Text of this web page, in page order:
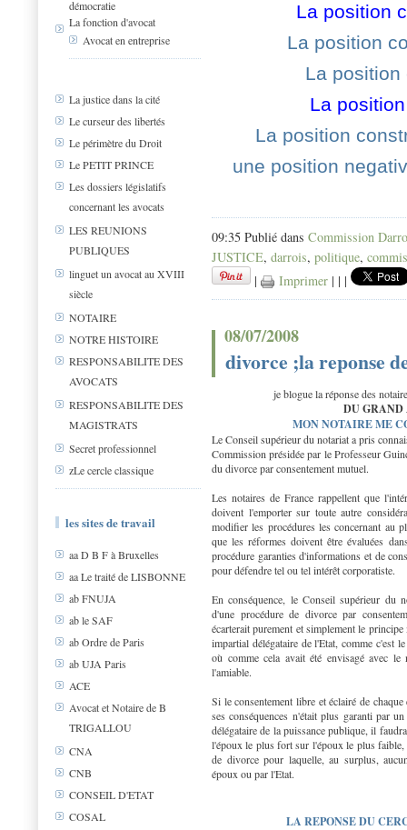
démocratie
La fonction d'avocat
Avocat en entreprise
La justice dans la cité
Le curseur des libertés
Le périmètre du Droit
Le PETIT PRINCE
Les dossiers législatifs
concernant les avocats
LES REUNIONS
PUBLIQUES
linguet un avocat au XVIII
siècle
NOTAIRE
NOTRE HISTOIRE
RESPONSABILITE DES
AVOCATS
RESPONSABILITE DES
MAGISTRATS
Secret professionnel
zLe cercle classique
les sites de travail
aa D B F à Bruxelles
aa Le traité de LISBONNE
ab FNUJA
ab le SAF
ab Ordre de Paris
ab UJA Paris
ACE
Avocat et Notaire de B
TRIGALLOU
CNA
CNB
CONSEIL D'ETAT
COSAL
La position
La position
La position
La
La position
une position
09:35 Publié dans Commission
JUSTICE, darrois, politique,
|
Imprimer | | |
08/07/2008
divorce ;la reponse
je blogue la réponse des
DU
MON NOTAIRE ME
Le Conseil supérieur du notariat a pris
Commission présidée par le Professeur
du divorce par consentement mutuel.
Les notaires de France rappellent que
doivent l'emporter sur toute autre
modifier les procédures les concernant au
que les réformes doivent être évaluées
procédure garanties d'informations et de
pour défendre tel ou tel intérêt corporatiste.
En conséquence, le Conseil supérieur du
d'une procédure de divorce par
écarterait purement et simplement le
impartial délégataire de l'Etat, comme c'est
où comme cela avait été envisagé avec
l'amiable.
Si le consentement libre et éclairé de
ses conséquences n'était plus garanti par
délégataire de la puissance publique, il
l'époux le plus fort sur l'époux le plus faible,
de divorce pour laquelle, au surplus,
époux ou par l'Etat.
LA REPONSE DU